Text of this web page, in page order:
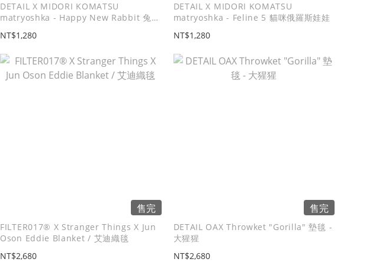
DETAIL X MIDORI KOMATSU
matryoshka - Happy New Rabbit 兔年
NT$1,280
DETAIL X MIDORI KOMATSU
matryoshka - Feline 5 貓咪俄羅斯娃娃
NT$1,280
售完
FILTER017® X Stranger Things X Jun
Oson Eddie Blanket / 艾迪織毯
NT$2,680
售完
DETAIL OAX Throwket "Gorilla" 墊毯 -
大猩猩
NT$2,680